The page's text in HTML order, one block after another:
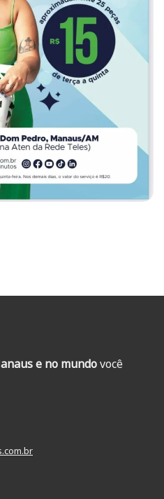
e no mundovocê